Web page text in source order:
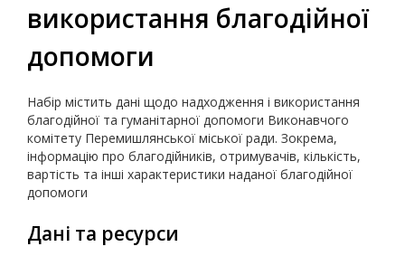
використання благодійної
допомоги
Набір містить дані щодо надходження і використання
благодійної та гуманітарної допомоги Виконавчого
комітету Перемишлянської міської ради. Зокрема,
інформацію про благодійників, отримувачів, кількість,
вартість та інші характеристики наданої благодійної
допомоги
Дані та ресурси